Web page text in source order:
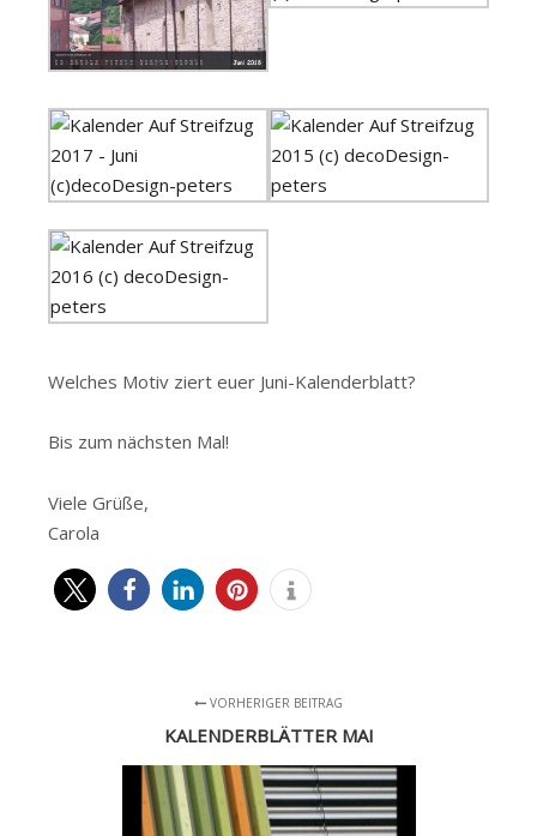
Welches Motiv ziert euer Juni-Kalenderblatt?
Bis zum nächsten Mal!
Viele Grüße,
Carola
VORHERIGER BEITRAG
KALENDERBLÄTTER MAI